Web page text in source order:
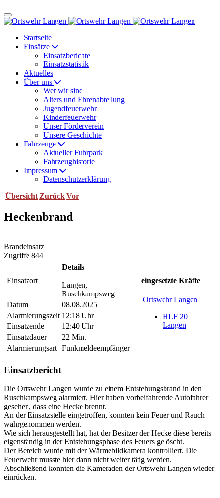
Startseite
Einsätze
Einsatzberichte
Einsatzstatistik
Aktuelles
Über uns
Wer wir sind
Alters und Ehrenabteilung
Jugendfeuerwehr
Kinderfeuerwehr
Unser Förderverein
Unsere Geschichte
Fahrzeuge
Aktueller Fuhrpark
Fahrzeughistorie
Impressum
Datenschutzerklärung
Übersicht ZurückVor
Heckenbrand
Brandeinsatz
Zugriffe 844
Einsatzort
Details
Langen,
Ruschkampsweg
Datum
08.08.2025
Alarmierungszeit 12:18 Uhr
Einsatzende
12:40 Uhr
Einsatzdauer
22 Min.
Alarmierungsart Funkmeldeempfänger
eingesetzte Kräfte
Ortswehr Langen
HLF 20
Langen
Einsatzbericht
Die Ortswehr Langen wurde zu einem Entstehungsbrand in den
Ruschkampsweg alarmiert. Hier haben vorbeifahrende Autofahrer
gesehen, dass eine Hecke brennt.
An der Einsatzstelle eingetroffen, konnten kein Feuer und Rauch
wahrgenommen werden.
Wie sich herausgestellt hat, hat der Besitzer der Hecke diese bereits
eigenständig in der Entstehungsphase des Feuers gelöscht.
Der Bereich wurde mit der Wärmebildkamera kontrolliert. Die
Feuerwehr musste hier dann nicht weiter tätig werden.
Abschließend konnten die Kameraden der Ortswehr Langen wieder
einrücken.